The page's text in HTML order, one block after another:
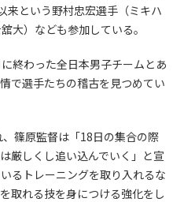
来という野村忠宏選手（ミキハ
大）なども参加している。
終わった全日本男子チームとあ
で選手たちの稽古を見つめてい
篠原監督は「18日の集合の際
厳しくし追い込んでいく」と宣
るトレーニングを取り入れるな
取れる技を身につける強化をし